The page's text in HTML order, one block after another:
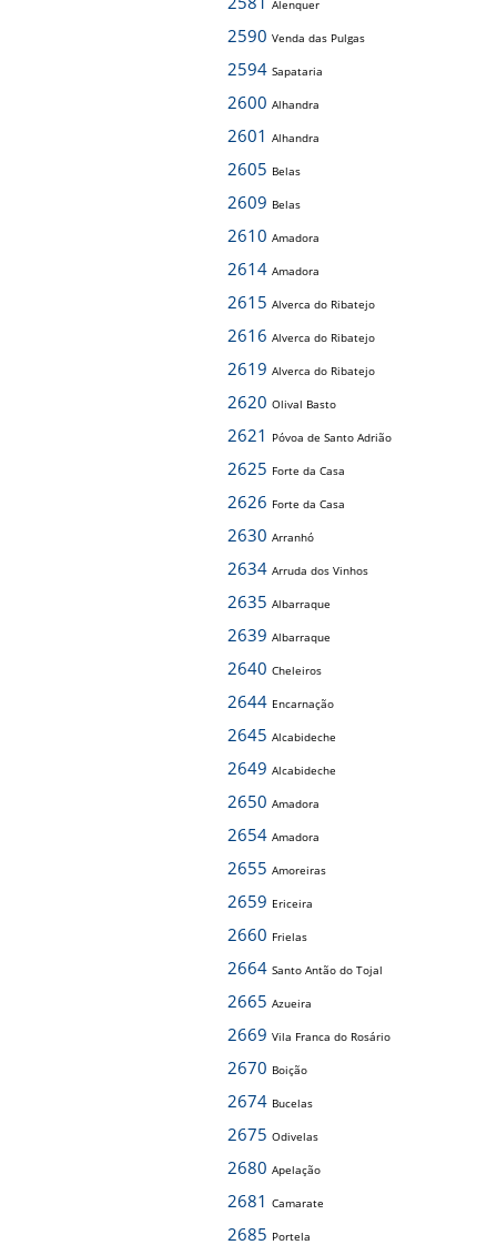
Alenquer
2590 Venda das Pulgas
2594 Sapataria
2600 Alhandra
2601 Alhandra
2605 Belas
2609 Belas
2610 Amadora
2614 Amadora
2615 Alverca do Ribatejo
2616 Alverca do Ribatejo
2619 Alverca do Ribatejo
2620 Olival Basto
2621 Póvoa de Santo Adrião
2625 Forte da Casa
2626 Forte da Casa
2630 Arranhó
2634 Arruda dos Vinhos
2635 Albarraque
2639 Albarraque
2640 Cheleiros
2644 Encarnação
2645 Alcabideche
2649 Alcabideche
2650 Amadora
2654 Amadora
2655 Amoreiras
2659 Ericeira
2660 Frielas
2664 Santo Antão do Tojal
2665 Azueira
2669 Vila Franca do Rosário
2670 Boição
2674 Bucelas
2675 Odivelas
2680 Apelação
2681 Camarate
2685 Portela